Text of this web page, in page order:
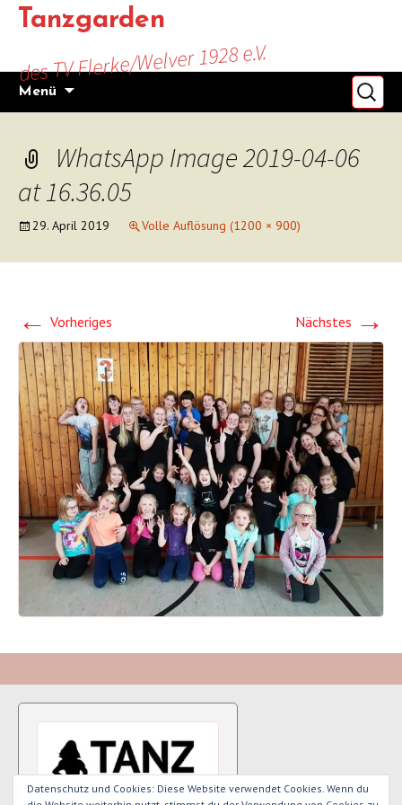
Zum
InhaltTanzgarden
des TV Flerke/Welver 1928 e.V.
Menü
Suchen
nach:
WhatsApp Image 2019-04-06
at 16.36.05
29. April 2019 Volle Auflösung (1200 × 900)
← Vorheriges Nächstes →
Datenschutz und Cookies: Diese Website verwendet Cookies. Wenn du